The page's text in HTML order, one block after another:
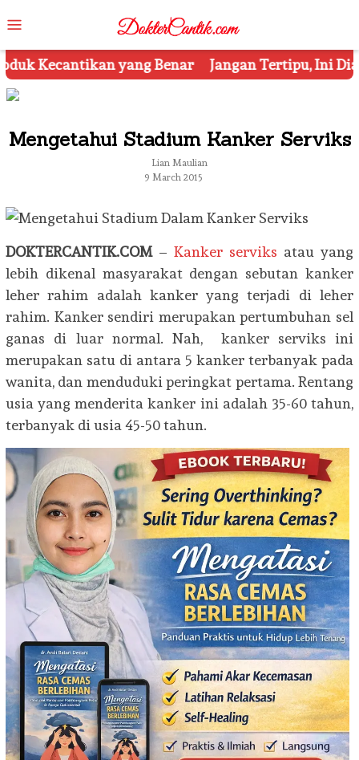
to
contentMenu
Jangan Tertipu, Ini Dia 7 Tips Mengetahui
Mengetahui Stadium Kanker Serviks
Lian Maulian
9 March 2015
DOKTERCANTIK.COM– Kanker serviks atau yang
lebih dikenal masyarakat dengan sebutan kanker
leher rahim adalah kanker yang terjadi di leher
rahim. Kanker sendiri merupakan pertumbuhan sel
ganas di luar normal. Nah, kanker serviks ini
merupakan satu di antara 5 kanker terbanyak pada
wanita, dan menduduki peringkat pertama. Rentang
usia yang menderita kanker ini adalah 35-60 tahun,
terbanyak di usia 45-50 tahun.